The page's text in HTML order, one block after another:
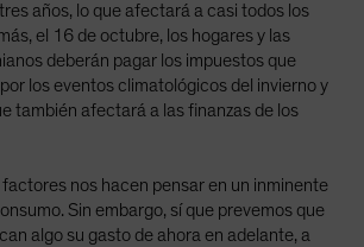
años, lo que afectará a casi todos los
el 16 de octubre, los hogares y las
deberán pagar los impuestos que
los eventos climatológicos del invierno y
también afectará a las finanzas de los
nos hacen pensar en un inminente
Sin embargo, sí que prevemos que
algo su gasto de ahora en adelante, a